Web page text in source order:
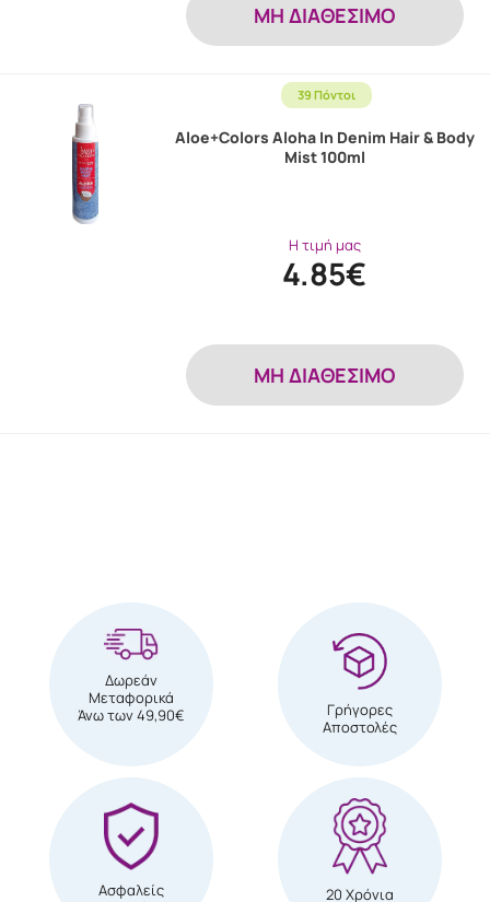
MH ΔΙΑΘΕΣΙΜΟ
39 Πόντοι
Aloe+Colors Aloha In Denim Hair & Body
Mist 100ml
Η τιμή μας
4.85€
MH ΔΙΑΘΕΣΙΜΟ
Δωρεάν
Μεταφορικά
Άνω των 49,90€
Γρήγορες
Αποστολές
Ασφαλείς
20 Χρόνια